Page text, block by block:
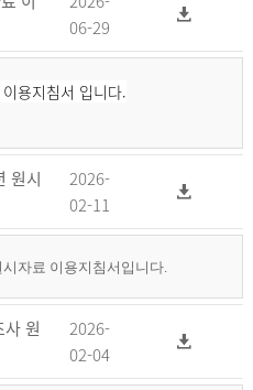
06-29
용지침서 입니다.
원시
2026-
02-11
자료 이용지침서입니다.
원
2026-
02-04